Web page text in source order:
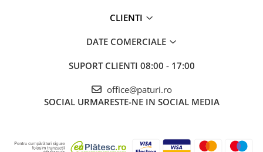
CLIENTI
DATE COMERCIALE
SUPORT CLIENTI 08:00 - 17:00
office@paturi.ro
SOCIAL URMARESTE-NE IN SOCIAL MEDIA